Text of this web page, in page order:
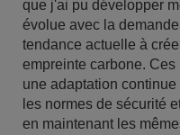
que j'ai pu développer
évolue avec la
tendance actuelle à
empreinte carbone.
une adaptation
les normes de sécurité
en maintenant les